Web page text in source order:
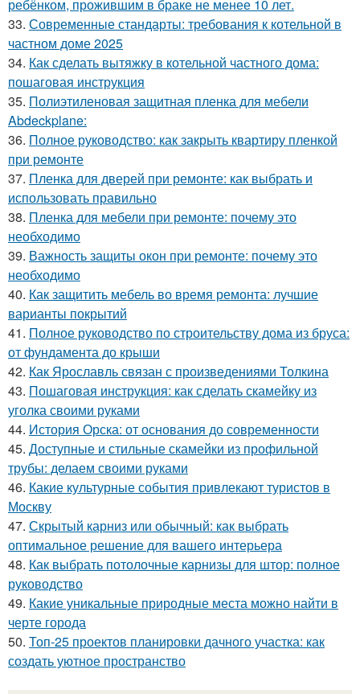
ребёнком, прожившим в браке не менее 10 лет.
33. Современные стандарты: требования к котельной в
частном доме 2025
34. Как сделать вытяжку в котельной частного дома:
пошаговая инструкция
35. Полиэтиленовая защитная пленка для мебели
Abdeckplane:
36. Полное руководство: как закрыть квартиру пленкой
при ремонте
37. Пленка для дверей при ремонте: как выбрать и
использовать правильно
38. Пленка для мебели при ремонте: почему это
необходимо
39. Важность защиты окон при ремонте: почему это
необходимо
40. Как защитить мебель во время ремонта: лучшие
варианты покрытий
41. Полное руководство по строительству дома из бруса:
от фундамента до крыши
42. Как Ярославль связан с произведениями Толкина
43. Пошаговая инструкция: как сделать скамейку из
уголка своими руками
44. История Орска: от основания до современности
45. Доступные и стильные скамейки из профильной
трубы: делаем своими руками
46. Какие культурные события привлекают туристов в
Москву
47. Скрытый карниз или обычный: как выбрать
оптимальное решение для вашего интерьера
48. Как выбрать потолочные карнизы для штор: полное
руководство
49. Какие уникальные природные места можно найти в
черте города
50. Топ-25 проектов планировки дачного участка: как
создать уютное пространство